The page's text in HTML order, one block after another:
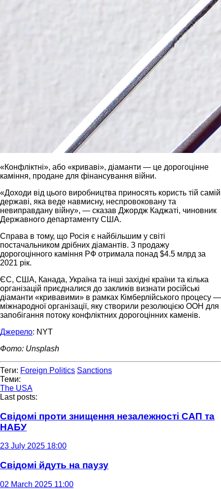
«Конфліктні», або «криваві», діаманти — це дорогоцінне
каміння, продане для фінансування війни.
«Доходи від цього виробництва приносять користь тій самій
державі, яка веде навмисну, неспровоковану та
невиправдану війну», — сказав Джордж Каджаті, чиновник
Державного департаменту США.
Справа в тому, що Росія є найбільшим у світі
постачальником дрібних діамантів. З продажу
дорогоцінного каміння РФ отримала понад $4.5 млрд за
2021 рік.
ЄС, США, Канада, Україна та інші західні країни та кілька
організацій приєдналися до закликів визнати російські
діаманти «кривавими» в рамках Кімберлійського процесу —
міжнародної організації, яку створили резолюцією ООН для
запобігання потоку конфліктних дорогоцінних каменів.
Джерело: NYT
Фото: Unsplash
Теги: Foreign Politics Sanctions
Теми:
The USA
Last posts:
Свідомі проти знищення незалежності САП та
НАБУ
23 July 2025 18:00
Свідомі йдуть на паузу
02 March 2025 11:00